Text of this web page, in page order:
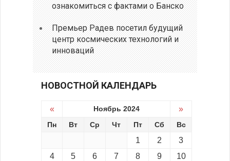
ознакомиться с фактами о Банско
Премьер Радев посетил будущий
центр космических технологий и
инноваций
НОВОСТНОЙ КАЛЕНДАРЬ
« Ноябрь 2024 »
Пн Вт Ср Чт Пт Сб Вс
1 2
3
4
5 6 7 8 9
10